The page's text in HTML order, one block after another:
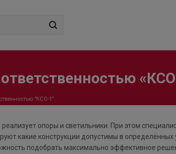
"КСО-1"
опоры и светильники. При этом
какие конструкции допустимы в определённых
подобрать максимально эффективное